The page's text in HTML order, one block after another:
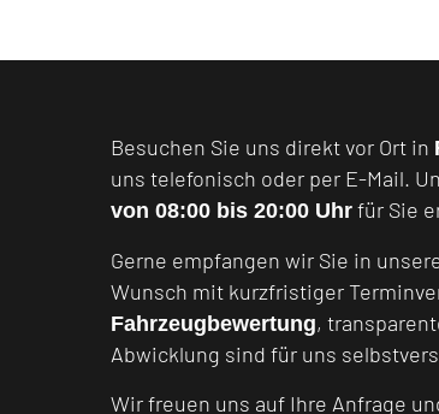
Besuchen Sie uns direkt vor Ort in
uns telefonisch oder per E-Mail.
von 08:00 bis 20:00 Uhr für Sie
Gerne empfangen wir Sie in
Wunsch mit kurzfristiger
Fahrzeugbewertung,
Abwicklung sind für uns
Wir freuen uns auf Ihre Anfrage